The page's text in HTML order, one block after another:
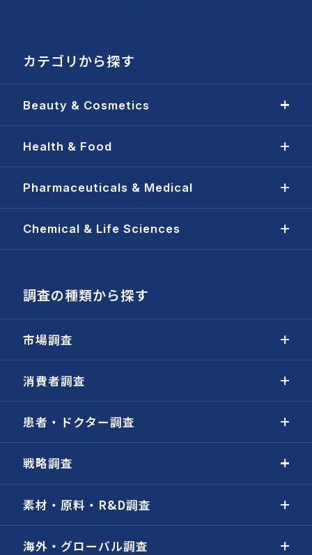
カテゴリから探す
Beauty & Cosmetics
Health & Food
Pharmaceuticals & Medical
Chemical & Life Sciences
調査の種類から探す
市場調査
消費者調査
患者・ドクター調査
戦略調査
素材・原料・R&D調査
海外・グローバル調査